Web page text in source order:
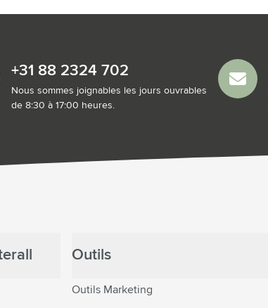
+31 88 2324 702
Nous sommes joignables les jours ouvrables
de 8:30 à 17:00 heures.
Outils
Outils Marketing